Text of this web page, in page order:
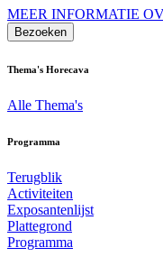
MEER INFORMATIE
Bezoeken
Thema's Horecava
Alle Thema's
Programma
Terugblik
Activiteiten
Exposantenlijst
Plattegrond
Programma